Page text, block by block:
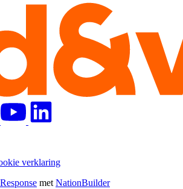
verklaring
met NationBuilder